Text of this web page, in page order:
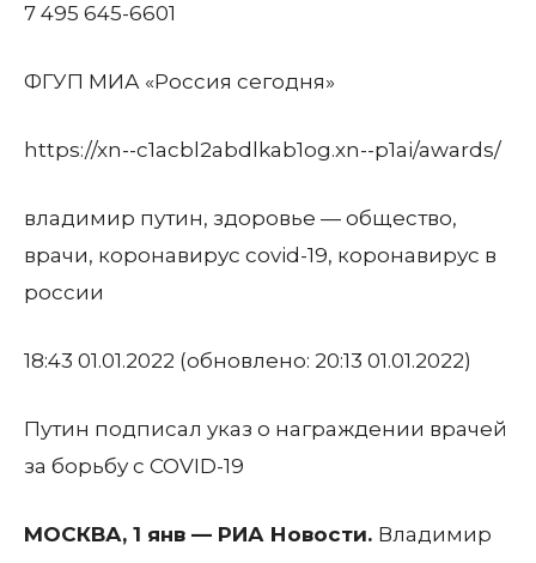
7 495 645-6601
ФГУП МИА «Россия сегодня»
https://xn--c1acbl2abdlkab1og.xn--p1ai/awards/
владимир путин, здоровье — общество,
врачи, коронавирус covid-19, коронавирус в
россии
18:43 01.01.2022 (обновлено: 20:13 01.01.2022)
Путин подписал указ о награждении врачей
за борьбу с COVID-19
МОСКВА, 1 янв — РИА Новости. Владимир